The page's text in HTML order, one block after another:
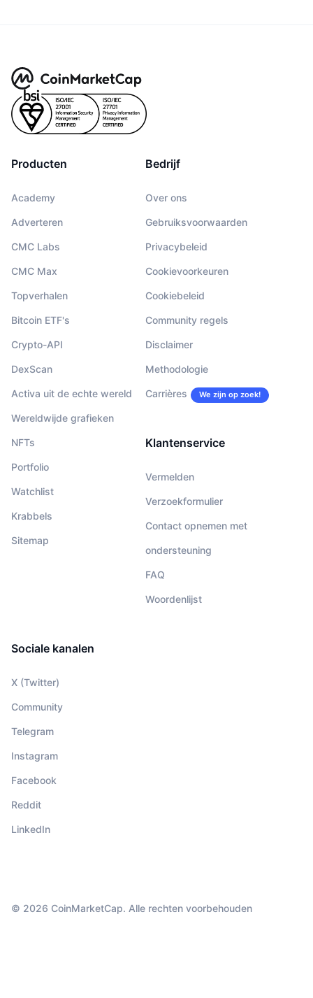
Producten
Academy
Adverteren
CMC Labs
CMC Max
Topverhalen
Bitcoin ETF's
Crypto-API
DexScan
Activa uit de echte wereld
Wereldwijde grafieken
NFTs
Portfolio
Watchlist
Krabbels
Sitemap
Bedrijf
Over ons
Gebruiksvoorwaarden
Privacybeleid
Cookievoorkeuren
Cookiebeleid
Community regels
Disclaimer
Methodologie
Carrières We zijn op zoek!
Klantenservice
Vermelden
Verzoekformulier
Contact opnemen met
ondersteuning
FAQ
Woordenlijst
Sociale kanalen
X (Twitter)
Community
Telegram
Instagram
Facebook
Reddit
LinkedIn
© 2026 CoinMarketCap. Alle rechten voorbehouden